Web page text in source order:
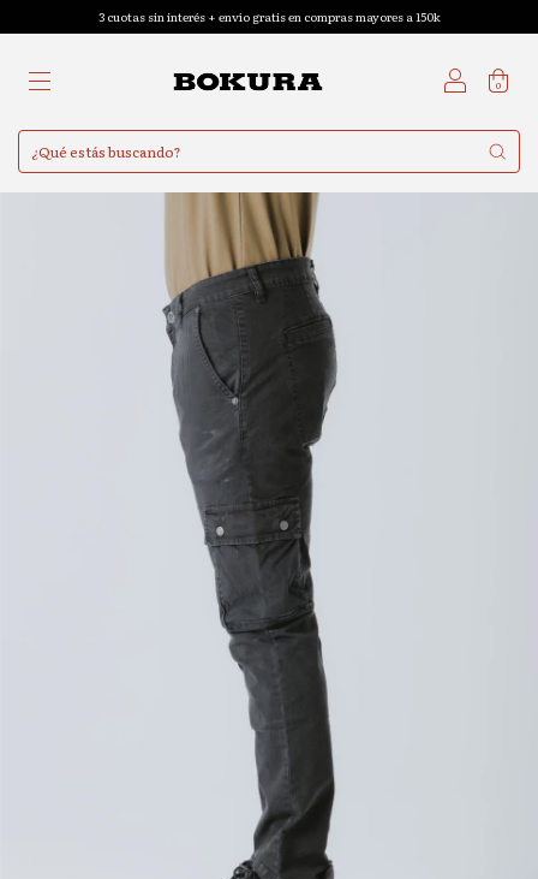
3 cuotas sin interés + envío gratis en compras mayores a 150k
0